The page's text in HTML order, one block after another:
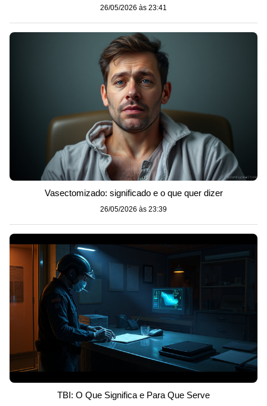
26/05/2026 às 23:41
Vasectomizado: significado e o que quer dizer
26/05/2026 às 23:39
TBI: O Que Significa e Para Que Serve